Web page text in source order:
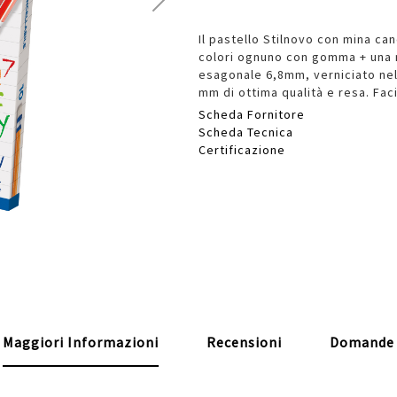
Il pastello Stilnovo con mina
colori ognuno con gomma +
esagonale 6,8mm, verniciato
mm di ottima qualità e resa.
Scheda Fornitore
Scheda Tecnica
Certificazione
Maggiori Informazioni Recensioni Domande